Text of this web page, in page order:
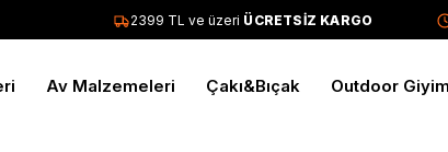
2399 TL ve üzeriÜCRETSİZ KARGO
Av Malzemeleri Çakı&Bıçak Outdoor